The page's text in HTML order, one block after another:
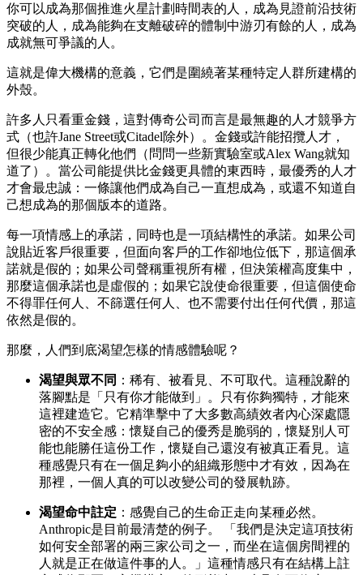
你可以成為那個推進火星計劃時間表的人，成為見證前沿技術
突破的人，成為能夠在支離破碎的體制中游刃有餘的人，成為
成就無可爭議的人。
這就是偉大機構的意義，它們是圍繞著某種特定人群所建構的
外殼。
許多人只看重金錢，這對傳奇公司而言是最無趣的人才競爭方
式（也許Jane Street或Citadel除外）。金錢或許能招攬人才，
但很少能真正轉化他們（問問一些新實驗室或Alex Wang就知
道了）。當公司能提供比金錢更具體的東西時，最優秀的人才
才會最忠誠：一條讓他們成為自己一直想成為，或還不知道自
己想成為的那個版本的道路。
每一項情感上的承諾，同時也是一項結構性的承諾。如果公司
說貼近客戶很重要，但面向客戶的工作卻地位低下，那這個承
諾就是假的；如果公司聲稱重視所有權，但決策權高度集中，
那麼這個承諾也是虛假的；如果它說使命很重要，但這個使命
不得罪任何人、不篩選任何人、也不需要付出任何代價，那這
依然是假的。
那麼，人們到底渴望怎樣的情感體驗呢？
渴望與眾不同 ：稀有、被看見、不可取代。這種說辭的
落腳點是「只有你才能做到」。只有你夠獨特，才能來
這裡建造它。它精準擊中了大多數高績效者內心深處隱
密的不安全感：懷疑自己的優秀是脆弱的，懷疑別人可
能也能勝任這份工作，懷疑自己還沒有被真正看見。這
種感覺只有在一個足夠小的組織形態中才有效，因為在
那裡，一個人真的可以改變公司的發展軌跡。
渴望命中註定 ：感覺自己的生命正走向某種必然。
Anthropic是目前最清楚的例子。 「我們是決定這項技術
如何安全部署的兩三家公司之一，而坐在這個房間裡的
人就是正在做這件事的人。」這種情感只有在結構上註